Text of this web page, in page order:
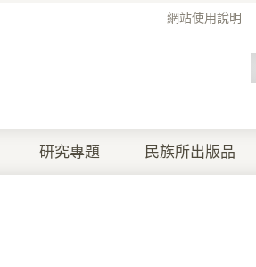
網站使用說明
研究專題 民族所出版品